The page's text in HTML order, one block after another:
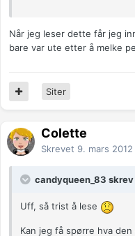
Når jeg leser dette får jeg
bare var ute etter å melke
Siter
Colette
Skrevet 9. mars 2012
candyqueen_83
Uff, så trist å lese
Kan jeg få spørre hva